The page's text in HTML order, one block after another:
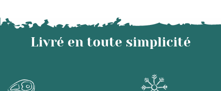
Livré en toute simplicité